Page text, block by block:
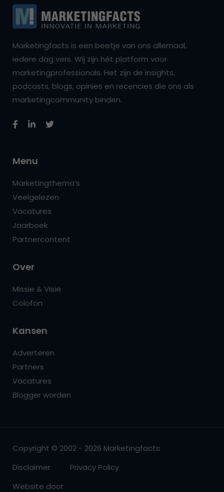
Marketingfacts is een beetje van ons allemaal,
iedere dag vers. Wij zijn hét platform voor
marketingprofessionals. Het zijn de insights,
podcasts, blogs, opinies en recencies die ons als
marketingcommunity binden.
Menu
Marketingthema’s
Veelgelezen
Vacatures
Jaarboek
Partnercontent
Over
Missie & Visie
Colofon
Kansen
Adverteren
Partners
Vacatures
Blogger worden
Copyright © 2002 - 2026 Marketingfacts
Disclaimer
Privacy Policy
Website door